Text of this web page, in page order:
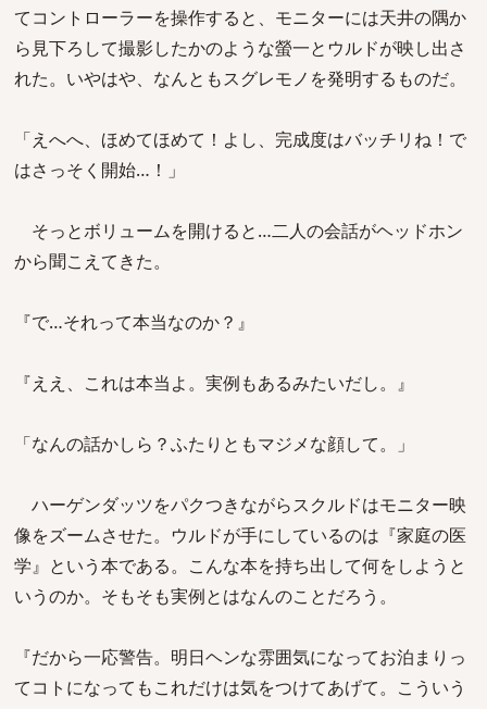
てコントローラーを操作すると、モニターには天井の隅か
ら見下ろして撮影したかのような螢一とウルドが映し出さ
れた。いやはや、なんともスグレモノを発明するものだ。
「えへへ、ほめてほめて！よし、完成度はバッチリね！で
はさっそく開始…！」
そっとボリュームを開けると…二人の会話がヘッドホン
から聞こえてきた。
『で…それって本当なのか？』
『ええ、これは本当よ。実例もあるみたいだし。』
「なんの話かしら？ふたりともマジメな顔して。」
ハーゲンダッツをパクつきながらスクルドはモニター映
像をズームさせた。ウルドが手にしているのは『家庭の医
学』という本である。こんな本を持ち出して何をしようと
いうのか。そもそも実例とはなんのことだろう。
『だから一応警告。明日ヘンな雰囲気になってお泊まりっ
てコトになってもこれだけは気をつけてあげて。こういう